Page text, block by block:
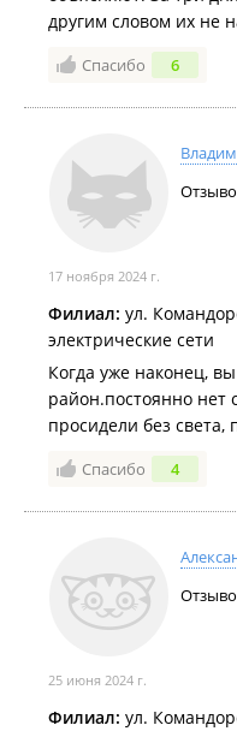
другим словом их не
Спасибо 6
17 ноября 2024 г.
Филиал: ул.
электрические сети
Когда уже наконец,
район.постоянно нет
просидели без света,
Спасибо 4
25 июня 2024 г.
Филиал: ул.